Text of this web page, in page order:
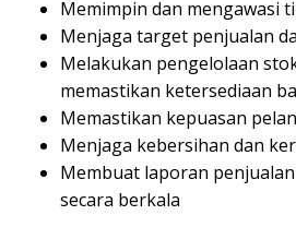
Memimpin dan mengawasi
Menjaga target penjualan
Melakukan pengelolaan
memastikan ketersediaan
Memastikan kepuasan
Menjaga kebersihan dan
Membuat laporan
secara berkala